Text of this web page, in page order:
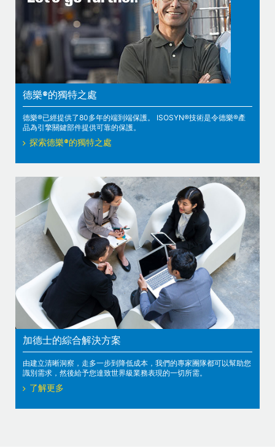
德樂®的獨特之處
德樂®已經提供了80多年的端到端保護。 ISOSYN®技術是令德樂®產
品為引擎關鍵部件提供可靠的保護。
探索德樂®的獨特之處
加德士的綜合解決方案
由建立清晰洞察，走多一步到降低成本，我們的專家團隊都可以幫助您
識別需求，然後給予您達致世界級業務表現的一切所需。
了解更多